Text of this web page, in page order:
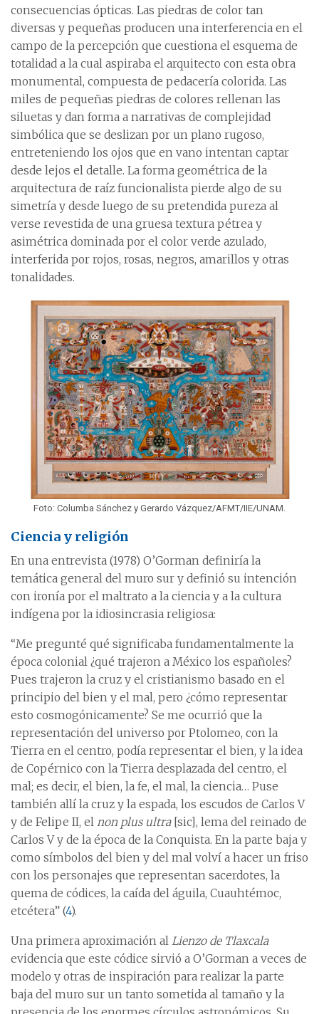
consecuencias ópticas. Las piedras de color tan
diversas y pequeñas producen una interferencia en el
campo de la percepción que cuestiona el esquema de
totalidad a la cual aspiraba el arquitecto con esta obra
monumental, compuesta de pedacería colorida. Las
miles de pequeñas piedras de colores rellenan las
siluetas y dan forma a narrativas de complejidad
simbólica que se deslizan por un plano rugoso,
entreteniendo los ojos que en vano intentan captar
desde lejos el detalle. La forma geométrica de la
arquitectura de raíz funcionalista pierde algo de su
simetría y desde luego de su pretendida pureza al
verse revestida de una gruesa textura pétrea y
asimétrica dominada por el color verde azulado,
interferida por rojos, rosas, negros, amarillos y otras
tonalidades.
Foto: Columba Sánchez y Gerardo Vázquez/AFMT/IIE/UNAM.
Ciencia y religión
En una entrevista (1978) O’Gorman definiría la
temática general del muro sur y definió su intención
con ironía por el maltrato a la ciencia y a la cultura
indígena por la idiosincrasia religiosa:
“Me pregunté qué significaba fundamentalmente la
época colonial ¿qué trajeron a México los españoles?
Pues trajeron la cruz y el cristianismo basado en el
principio del bien y el mal, pero ¿cómo representar
esto cosmogónicamente? Se me ocurrió que la
representación del universo por Ptolomeo, con la
Tierra en el centro, podía representar el bien, y la idea
de Copérnico con la Tierra desplazada del centro, el
mal; es decir, el bien, la fe, el mal, la ciencia… Puse
también allí la cruz y la espada, los escudos de Carlos V
y de Felipe II, el non plus ultra[sic], lema del reinado de
Carlos V y de la época de la Conquista. En la parte baja y
como símbolos del bien y del mal volví a hacer un friso
con los personajes que representan sacerdotes, la
quema de códices, la caída del águila, Cuauhtémoc,
etcétera” (4).
Una primera aproximación al Lienzo de Tlaxcala
evidencia que este códice sirvió a O’Gorman a veces de
modelo y otras de inspiración para realizar la parte
baja del muro sur un tanto sometida al tamaño y la